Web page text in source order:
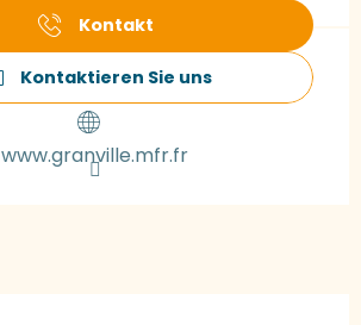
Kontakt
Kontaktieren Sie uns
www.granville.mfr.fr